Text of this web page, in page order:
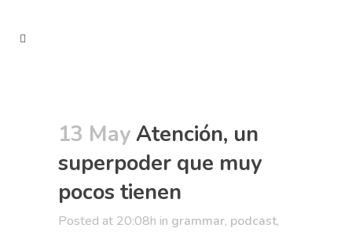
13 MayAtención, un
superpoder que muy
pocos tienen
Posted at 20:08h in grammar, podcast,